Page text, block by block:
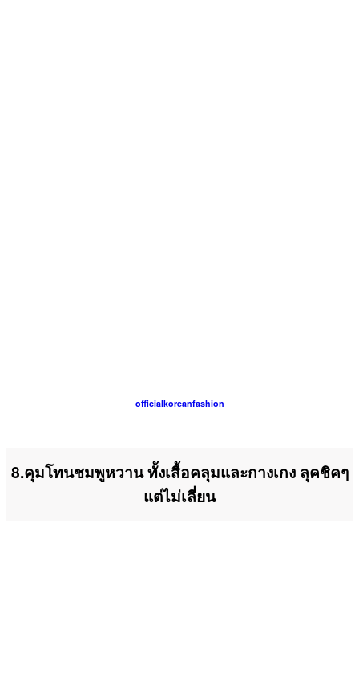
officialkoreanfashion
8.คุมโทนชมพูหวาน ทั้งเสื้อคลุมและกางเกง ลุคชิคๆ
แต่ไม่เลี่ยน